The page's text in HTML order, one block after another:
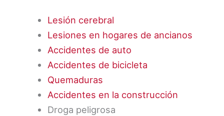
Lesión cerebral
Lesiones en hogares de ancianos
Accidentes de auto
Accidentes de bicicleta
Quemaduras
Accidentes en la construcción
Droga peligrosa